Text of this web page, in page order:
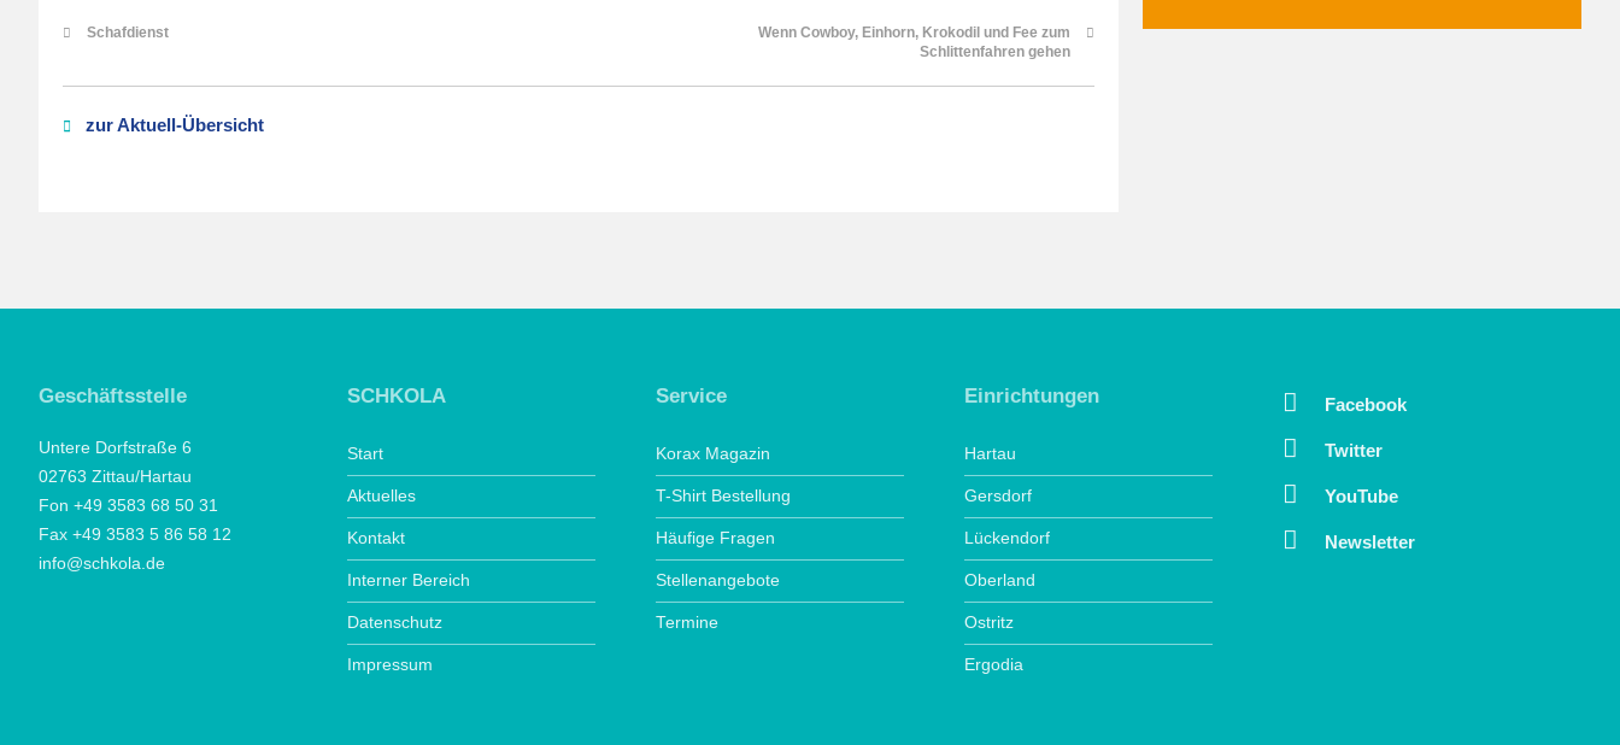
Schafdienst
Wenn Cowboy, Einhorn, Krokodil und Fee zum
Schlittenfahren gehen
zur Aktuell-Übersicht
Geschäftsstelle
Untere Dorfstraße 6
02763 Zittau/Hartau
Fon +49 3583 68 50 31
Fax +49 3583 5 86 58 12
info@schkola.de
SCHKOLA
Start
Aktuelles
Kontakt
Interner Bereich
Datenschutz
Impressum
Service
Korax Magazin
T-Shirt Bestellung
Häufige Fragen
Stellenangebote
Termine
Einrichtungen
Hartau
Gersdorf
Lückendorf
Oberland
Ostritz
Ergodia
Facebook
Twitter
YouTube
Newsletter